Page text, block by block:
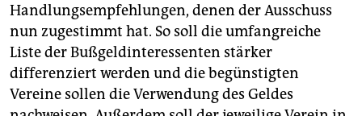
Handlungsempfehlungen, denen der Ausschuss
nun zugestimmt hat. So soll die umfangreiche
Liste der Bußgeldinteressenten stärker
differenziert werden und die begünstigten
Vereine sollen die Verwendung des Geldes